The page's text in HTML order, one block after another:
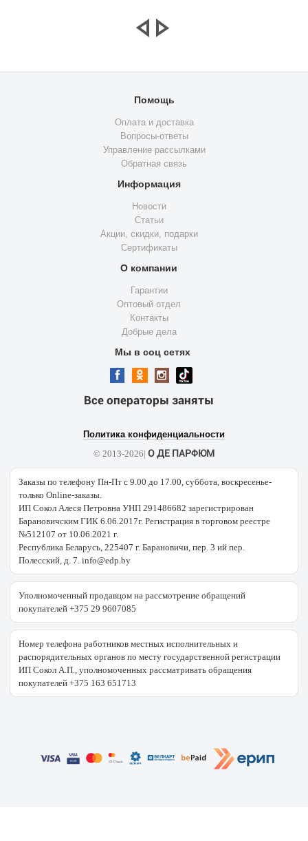
Помощь
Оплата и доставка
Вопросы-ответы
Управление рассылками
Обратная связь
Информация
Новости
Статьи
Акции, скидки, подарки
Сертификаты
О компании
Гарантии
Оптовый отдел
Контакты
Добрые дела
Мы в соц сетях
Все операторы заняты
Политика конфиденциальности
© 2013-2026| О ДЕ ПАРФЮМ
Заказы по телефону Пн-Пт с 9.00 до 17.00, суббота, воскресенье-
только Online-заказы.
ИП Сокол Алеся Петровна УНП 291486682 зарегистрирован
Барановичским ГИК 6.06.2017г. Регистрация в торговом реестре
№512107 от 10.06.2021 г.
Республика Беларусь, 225407 г. Барановичи, пер. 3 ий пер.
Полесский, д. 7. info@edp.by
Уполномоченный продавцом на рассмотрение обращений
покупателей +375 29 9607085
Номер телефона работников местных исполнительных и
распорядительных органов по месту государственной регистрации
ИП Сокол А.П., уполномоченных рассматривать обращения
покупателей +375 163 651713